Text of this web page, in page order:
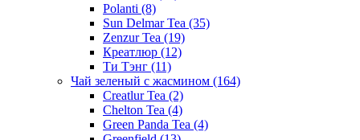
Polanti (8)
Sun Delmar Tea (35)
Zenzur Tea (19)
Креатлюр (12)
Ти Тэнг (11)
Чай зеленый с жасмином (164)
Creatlur Tea (2)
Chelton Tea (4)
Green Panda Tea (4)